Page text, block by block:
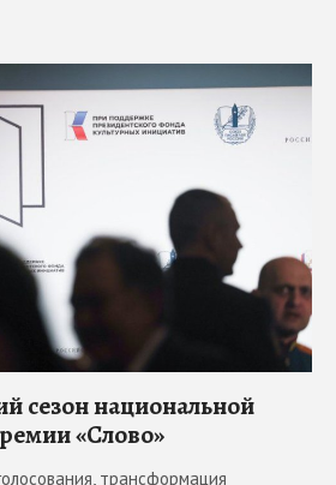
сезон национальной
«Слово»
трансформация